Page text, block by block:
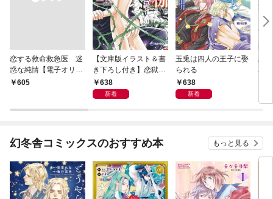
恋する救命救急医 迷
惑な純情【電子オリジ
ナル】
￥605
【文庫版イラスト＆書
き下ろし付き】恋獄の
枷―オメガは愛蜜に濡
れて―
638
新着
玉兎は四人の王子に娶
られる
638
新着
恋
み
幻冬舎コミックスのおすすめ本 もっと見る